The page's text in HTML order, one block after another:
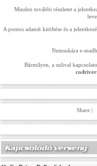
Minden további részletet a
A pontos adatok kitöltése és a
Nemsokára e-
Bármilyen, a sulival
Share